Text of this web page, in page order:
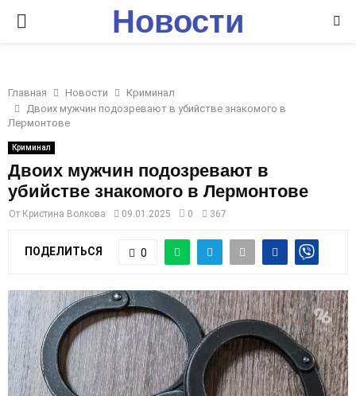
P
I
M
A
M
E
Новости
Главная Новости
Криминал
Двоих мужчин подозревают в убийстве знакомого в
Лермонтове
Криминал
Двоих мужчин подозревают в
убийстве знакомого в Лермонтове
От Кристина Волкова 09.01.2025 0 367
ПОДЕЛИТЬСЯ 0